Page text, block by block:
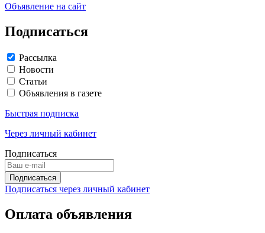
Объявление на сайт
Подписаться
Рассылка
Новости
Статьи
Объявления в газете
Быстрая подписка
Через личный кабинет
Подписаться
Подписаться через личный кабинет
Оплата объявления